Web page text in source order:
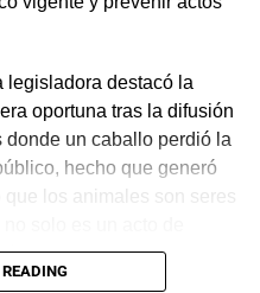
legisladora destacó la
oportuna tras la difusión
un caballo perdió la
hecho que generó
los animales son seres
constitucional, por lo
sus facultades con